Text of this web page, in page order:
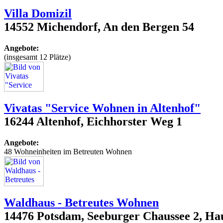
Villa Domizil
14552 Michendorf, An den Bergen 54
Angebote:
(insgesamt 12 Plätze)
Vivatas "Service Wohnen in Altenhof"
16244 Altenhof, Eichhorster Weg 1
Angebote:
48 Wohneinheiten im Betreuten Wohnen
Waldhaus - Betreutes Wohnen
14476 Potsdam, Seeburger Chaussee 2,